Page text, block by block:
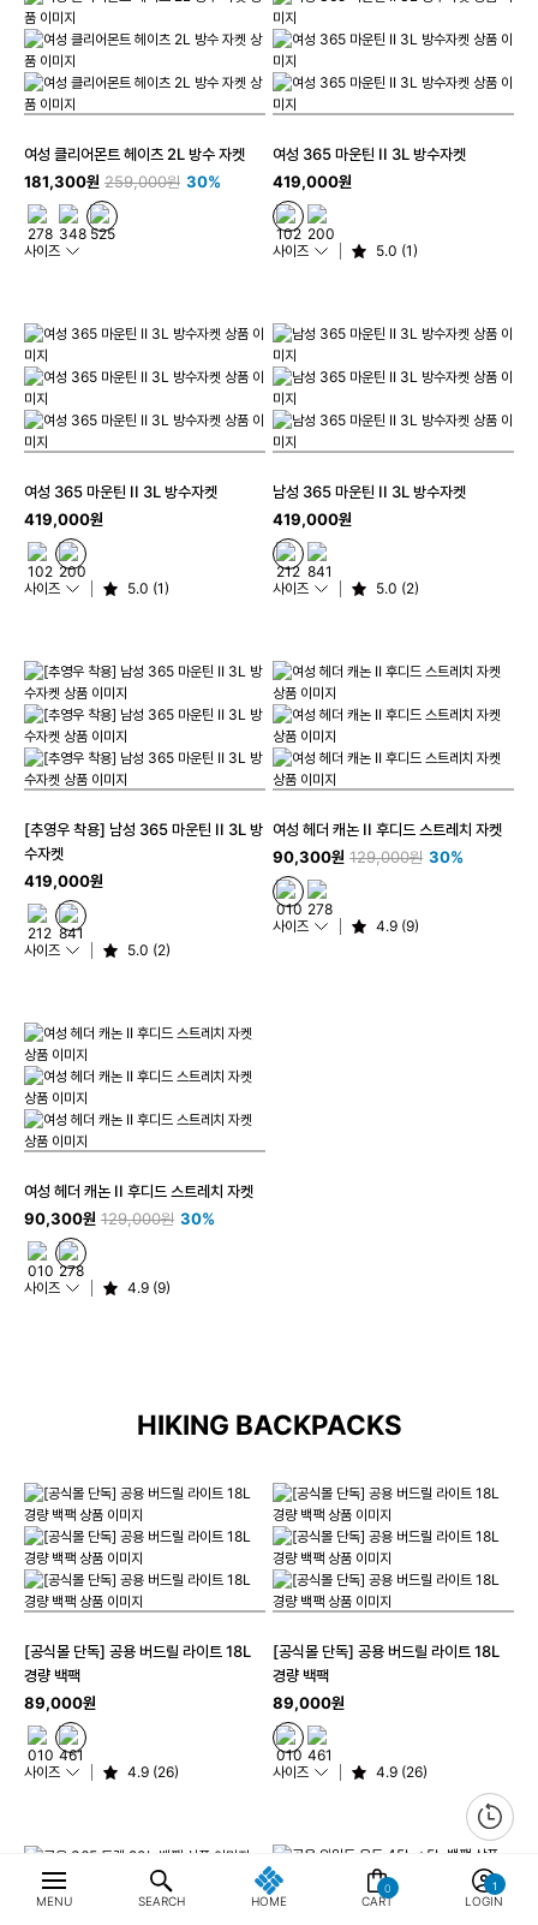
MENU SEARCH HOME
0
CART LOGIN
여성 클리어몬트 헤이츠 2L 방수 자켓
181,300원 259,000원 30%
사이즈
여성 365 마운틴 II 3L 방수자켓
419,000원
사이즈 5.0 (1)
여성 365 마운틴 II 3L 방수자켓
419,000원
사이즈 5.0 (1)
남성 365 마운틴 II 3L 방수자켓
419,000원
사이즈 5.0 (2)
[추영우 착용] 남성 365 마운틴 II 3L 방
수자켓
419,000원
사이즈 5.0 (2)
여성 헤더 캐논 II 후디드 스트레치 자켓
90,300원 129,000원 30%
사이즈 4.9 (9)
여성 헤더 캐논 II 후디드 스트레치 자켓
90,300원 129,000원 30%
사이즈 4.9 (9)
HIKING BACKPACKS
[공식몰 단독] 공용 버드릴 라이트 18L
경량 백팩
89,000원
사이즈 4.9 (26)
[공식몰 단독] 공용 버드릴 라이트 18L
경량 백팩
89,000원
사이즈 4.9 (26)